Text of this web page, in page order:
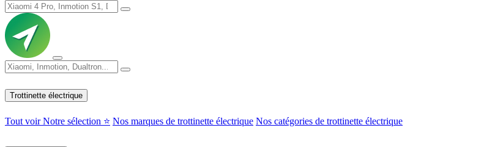
Trottinette électrique
Tout voirNotre sélection ⭐ Nos marques de trottinette électrique Nos catégories de trottinette électrique